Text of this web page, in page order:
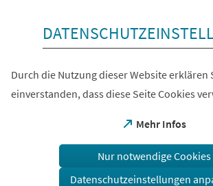
Durch die Nutzung dieser Website erklären
einverstanden, dass diese Seite Cookies
Mehr Infos
(Öffnet
einem
Tab)
Nur notwendige Cookies
Datenschutzeinstellungen